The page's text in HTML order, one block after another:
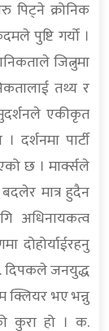
पिट्ने क्रोनिक
पुष्टि गर्यो ।
जित्नुमा
तथ्य र
एकीकृत
दर्शनमा पार्टी
छ । मार्क्सले
मात्र हुदैन
अधिनायकत्व
दोहोर्याईरहनु
दिपकले जनयुद्ध
क्लियर भए भन्नु
कुरा हो । क.